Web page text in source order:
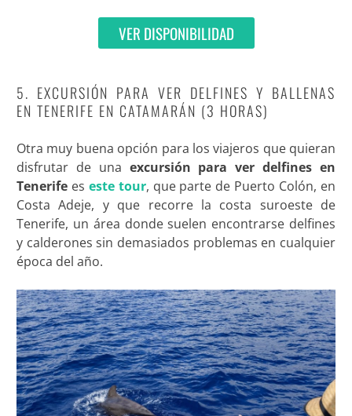
VER DISPONIBILIDAD
5. EXCURSIÓN PARA VER DELFINES Y BALLENAS
EN TENERIFE EN CATAMARÁN (3 HORAS)
Otra muy buena opción para los viajeros que quieran
disfrutar de una excursión para ver delfines en
Tenerife es este tour, que parte de Puerto Colón, en
Costa Adeje, y que recorre la costa suroeste de
Tenerife, un área donde suelen encontrarse delfines
y calderones sin demasiados problemas en cualquier
época del año.